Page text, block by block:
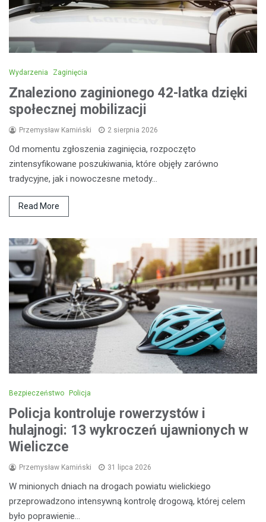
Wydarzenia Zaginięcia
Znaleziono zaginionego 42-latka dzięki
społecznej mobilizacji
Przemysław Kamiński 2 sierpnia 2026
Od momentu zgłoszenia zaginięcia, rozpoczęto
zintensyfikowane poszukiwania, które objęły zarówno
tradycyjne, jak i nowoczesne metody…
Read More
Bezpieczeństwo Policja
Policja kontroluje rowerzystów i
hulajnogi: 13 wykroczeń ujawnionych w
Wieliczce
Przemysław Kamiński 31 lipca 2026
W minionych dniach na drogach powiatu wielickiego
przeprowadzono intensywną kontrolę drogową, której celem
było poprawienie…